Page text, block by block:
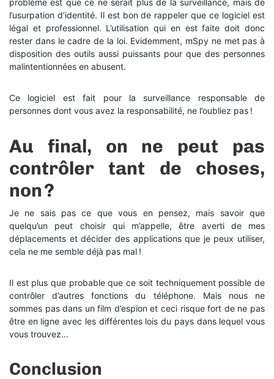
l’usurpation d’identité. Il est bon de rappeler que ce logiciel est
légal et professionnel. L’utilisation qui en est faite doit donc
rester dans le cadre de la loi. Evidemment, mSpy ne met pas à
disposition des outils aussi puissants pour que des personnes
malintentionnées en abusent.
Ce logiciel est fait pour la surveillance responsable de
personnes dont vous avez la responsabilité, ne l’oubliez pas !
Au final, on ne peut pas
contrôler tant de choses,
non ?
Je ne sais pas ce que vous en pensez, mais savoir que
quelqu’un peut choisir qui m’appelle, être averti de mes
déplacements et décider des applications que je peux utiliser,
cela ne me semble déjà pas mal !
Il est plus que probable que ce soit techniquement possible de
contrôler d’autres fonctions du téléphone. Mais nous ne
sommes pas dans un film d’espion et ceci risque fort de ne pas
être en ligne avec les différentes lois du pays dans lequel vous
vous trouvez…
Conclusion